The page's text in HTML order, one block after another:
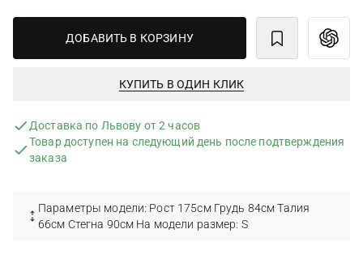
ДОБАВИТЬ В КОРЗИНУ
КУПИТЬ В ОДИН КЛИК
Доставка по Львову от 2 часов
Товар доступен на следующий день после подтверждения
заказа
Параметры модели: Рост 175см Грудь 84см Талия
66см Стегна 90см На модели размер: S